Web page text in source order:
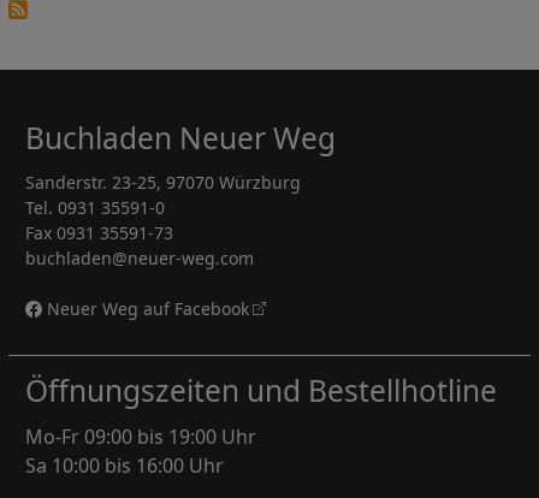
Buchladen Neuer Weg
Sanderstr. 23-25, 97070 Würzburg
Tel. 0931 35591-0
Fax 0931 35591-73
buchladen@neuer-weg.com
Neuer Weg auf Facebook
Öffnungszeiten und Bestellhotline
Mo-Fr 09:00 bis 19:00 Uhr
Sa 10:00 bis 16:00 Uhr